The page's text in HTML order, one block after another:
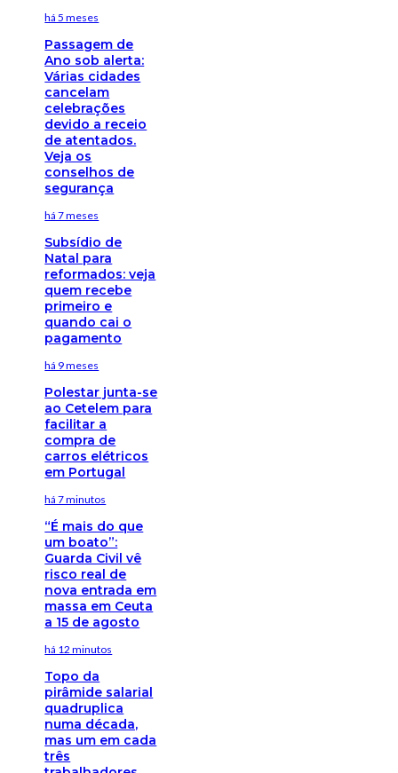
há 5 meses
Passagem de
Ano sob alerta:
Várias cidades
cancelam
celebrações
devido a receio
de atentados.
Veja os
conselhos de
segurança
há 7 meses
Subsídio de
Natal para
reformados: veja
quem recebe
primeiro e
quando cai o
pagamento
há 9 meses
Polestar junta-se
ao Cetelem para
facilitar a
compra de
carros elétricos
em Portugal
há 7 minutos
“É mais do que
um boato”:
Guarda Civil vê
risco real de
nova entrada em
massa em Ceuta
a 15 de agosto
há 12 minutos
Topo da
pirâmide salarial
quadruplica
numa década,
mas um em cada
três